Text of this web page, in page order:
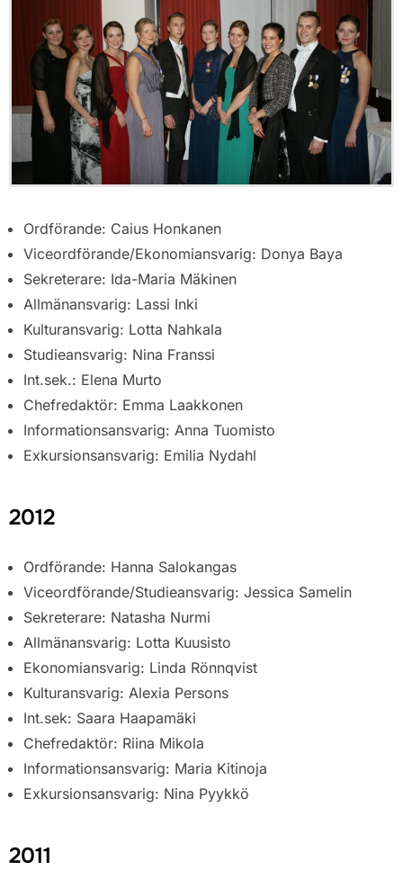
Ordförande: Caius Honkanen
Viceordförande/Ekonomiansvarig: Donya Baya
Sekreterare: Ida-Maria Mäkinen
Allmänansvarig: Lassi Inki
Kulturansvarig: Lotta Nahkala
Studieansvarig: Nina Franssi
Int.sek.: Elena Murto
Chefredaktör: Emma Laakkonen
Informationsansvarig: Anna Tuomisto
Exkursionsansvarig: Emilia Nydahl
2012
Ordförande: Hanna Salokangas
Viceordförande/Studieansvarig: Jessica Samelin
Sekreterare: Natasha Nurmi
Allmänansvarig: Lotta Kuusisto
Ekonomiansvarig: Linda Rönnqvist
Kulturansvarig: Alexia Persons
Int.sek: Saara Haapamäki
Chefredaktör: Riina Mikola
Informationsansvarig: Maria Kitinoja
Exkursionsansvarig: Nina Pyykkö
2011